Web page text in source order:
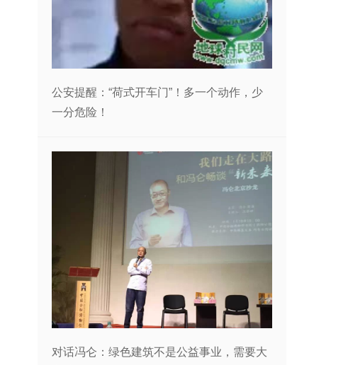
公安提醒：“荷式开车门”！多一个动作，少
一分危险！
对话冯仑：绿色建筑不是公益事业，需要大